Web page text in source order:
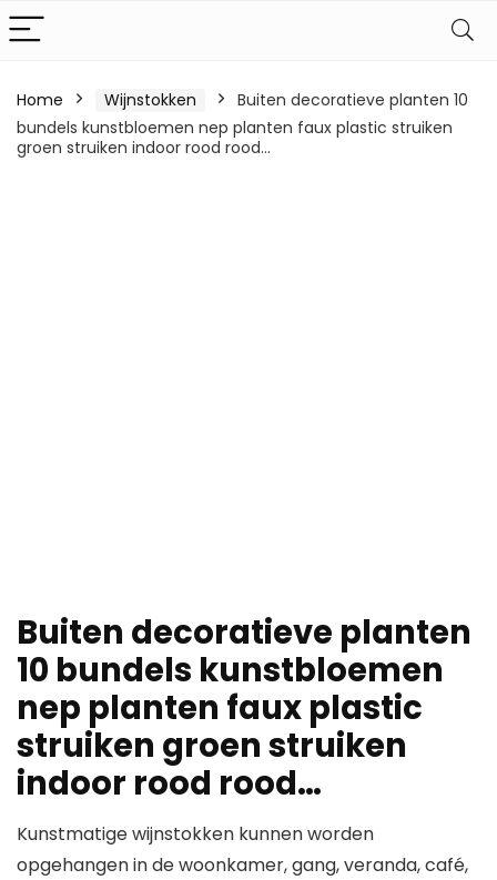
Home Wijnstokken
Buiten decoratieve planten 10
bundels kunstbloemen nep planten faux plastic struiken
groen struiken indoor rood rood…
Buiten decoratieve planten
10 bundels kunstbloemen
nep planten faux plastic
struiken groen struiken
indoor rood rood…
Kunstmatige wijnstokken kunnen worden
opgehangen in de woonkamer, gang, veranda, café,